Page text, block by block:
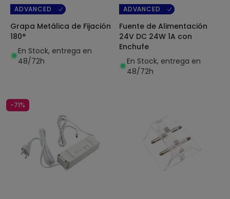
ADVANCED
Grapa Metálica de Fijación
180°
En Stock, entrega en
48/72h
ADVANCED
Fuente de Alimentación
24V DC 24W 1A con
Enchufe
En Stock, entrega en
48/72h
-71%